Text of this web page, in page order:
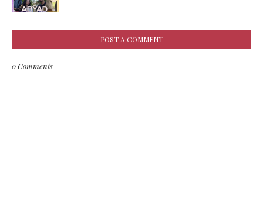
POST A COMMENT
0 Comments